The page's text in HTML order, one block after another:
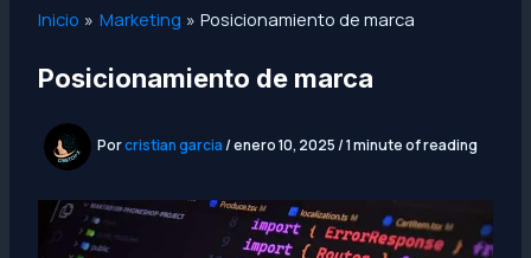
Inicio Marketing Posicionamiento de marca
Posicionamiento de marca
Porcristian garcia/enero 10, 2025/1 minute of reading